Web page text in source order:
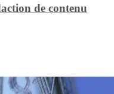
de contenu